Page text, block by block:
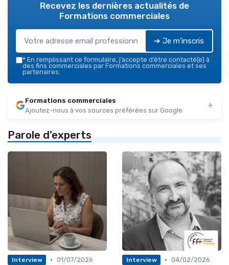
Recevez les dernières actualités de
Formations commerciales
➔ Je m'inscris
* En remplissant ce formulaire, j’accepte d’être contacté(e) à
des fins commerciales par Formations commerciales et ses
partenaires.
Formations commerciales
Ajoutez-nous à vos sources préférées sur Google
Parole d'experts
Interview • 01/07/2026
Interview • 04/02/2026